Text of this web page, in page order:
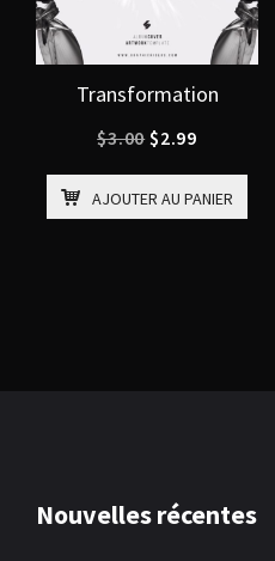
Transformation
$3.00 Le
initial
était :
$2.99
actuel
est :
AJOUTER AU PANIER
Nouvelles récentes